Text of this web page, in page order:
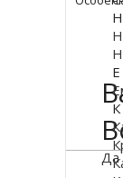
Да
Н
Е
К